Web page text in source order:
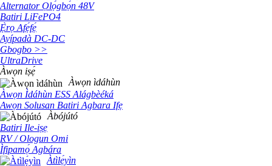
Alternator Ọlọ́gbọ́n 48V
Batiri LiFePO4
Ẹ̀rọ Afẹ́fẹ́
Ayípadà DC-DC
Gbogbo >>
UltraDrive
Àwọn iṣẹ́
Àwọn ìdáhùn
Àwọn Ìdáhùn ESS Alágbèéká
Awọn Solusan Batiri Agbara Ifẹ
Àbójútó
Batiri Ile-iṣẹ
RV / Ologun Omi
Ìfipamọ́ Agbára
Àtìlẹ́yìn